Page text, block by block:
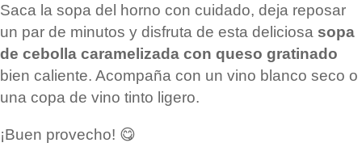
Saca la sopa del horno con cuidado, deja reposar
un par de minutos y disfruta de esta deliciosa sopa
de cebolla caramelizada con queso gratinado
bien caliente. Acompaña con un vino blanco seco o
una copa de vino tinto ligero.
¡Buen provecho! 😋